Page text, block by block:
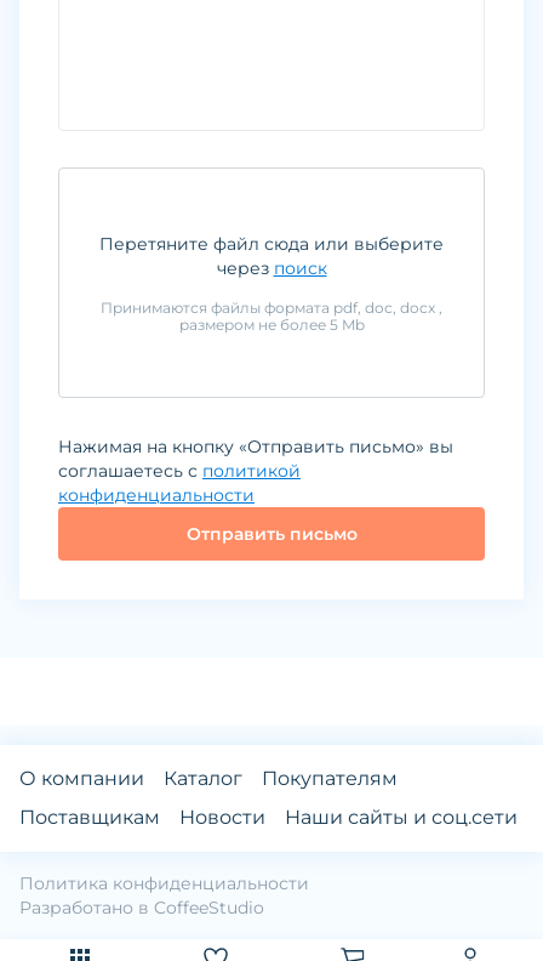
Перетяните файл сюда или выберите
через поиск
Принимаются файлы формата pdf, doc, docx ,
размером не более 5 Mb
Отправить письмо
Нажимая на кнопку «Отправить письмо» вы
соглашаетесь с политикой
конфиденциальности
О компании Каталог
Покупателям
Поставщикам
Новости Наши сайты и соц.сети
Политика конфиденциальности
Разработано в CoffeeStudio